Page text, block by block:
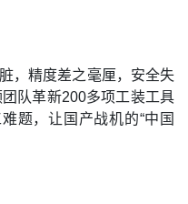
，精度差之毫厘，安全失
队革新200多项工装工具
题，让国产战机的“中国